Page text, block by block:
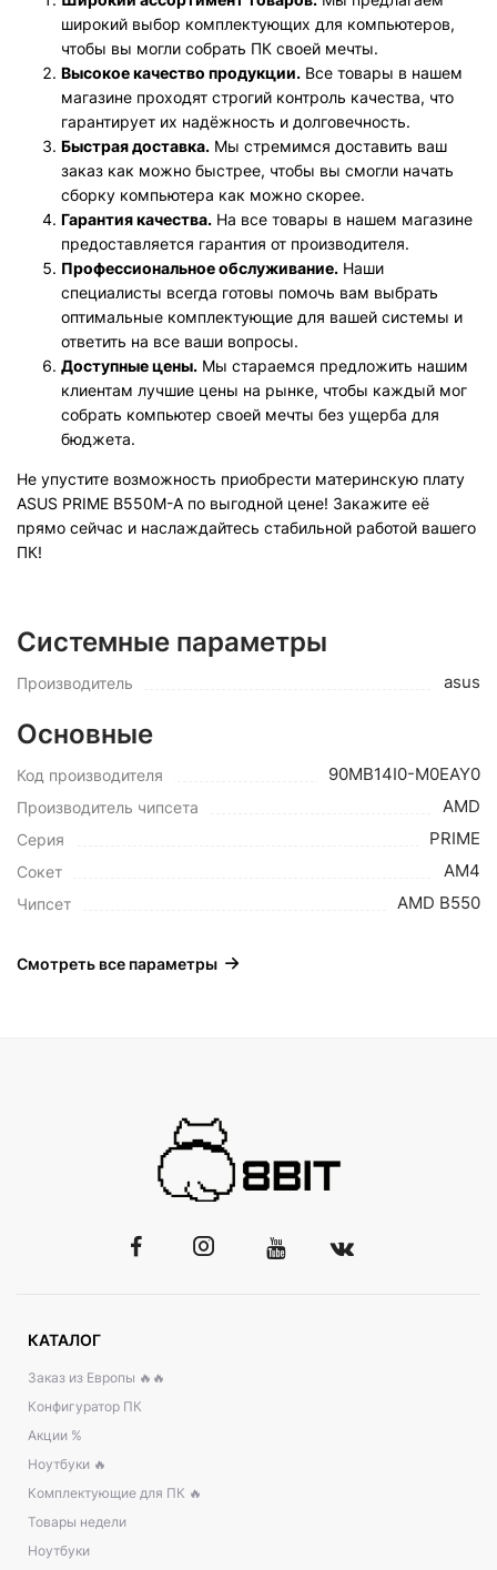
широкий выбор комплектующих для компьютеров,
чтобы вы могли собрать ПК своей мечты.
Высокое качество продукции. Все товары в нашем
магазине проходят строгий контроль качества, что
гарантирует их надёжность и долговечность.
Быстрая доставка. Мы стремимся доставить ваш
заказ как можно быстрее, чтобы вы смогли начать
сборку компьютера как можно скорее.
Гарантия качества. На все товары в нашем магазине
предоставляется гарантия от производителя.
Профессиональное обслуживание. Наши
специалисты всегда готовы помочь вам выбрать
оптимальные комплектующие для вашей системы и
ответить на все ваши вопросы.
Доступные цены. Мы стараемся предложить нашим
клиентам лучшие цены на рынке, чтобы каждый мог
собрать компьютер своей мечты без ущерба для
бюджета.
Не упустите возможность приобрести материнскую плату
ASUS PRIME B550M-A по выгодной цене! Закажите её
прямо сейчас и наслаждайтесь стабильной работой вашего
ПК!
Системные параметры
Производитель asus
Основные
Код производителя 90MB14I0-M0EAY0
Производитель чипсета AMD
Серия PRIME
Сокет AM4
Чипсет AMD B550
Смотреть все параметры
КАТАЛОГ
Заказ из Европы 🔥🔥
Конфигуратор ПК
Акции %
Ноутбуки 🔥
Комплектующие для ПК 🔥
Товары недели
Ноутбуки